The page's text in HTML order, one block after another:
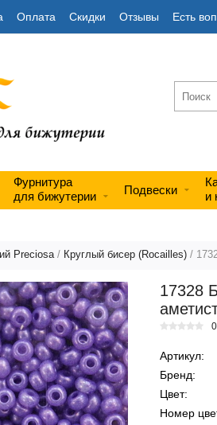
Оплата Скидки Отзывы Есть
Фурнитура
для бижутерии
Подвески
и
Preciosa/ Круглый бисер (Rocailles) /
17328
Артикул:
Бренд:
Цвет:
Номер